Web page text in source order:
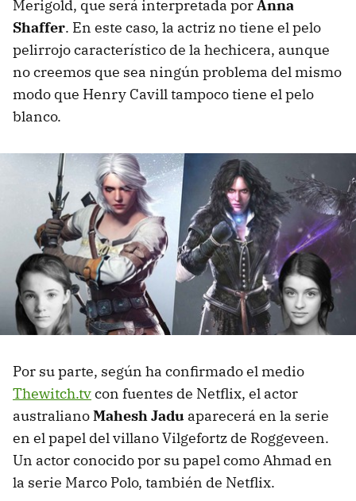
Merigold, que será interpretada porAnna
Shaffer. En este caso, la actriz no tiene el pelo
pelirrojo característico de la hechicera, aunque
no creemos que sea ningún problema del mismo
modo que Henry Cavill tampoco tiene el pelo
blanco.
Por su parte, según ha confirmado el medio
Thewitch.tvcon fuentes de Netflix, el actor
australianoMahesh Jadu aparecerá en la serie
en el papel del villano Vilgefortz de Roggeveen.
Un actor conocido por su papel como Ahmad en
la serie Marco Polo, también de Netflix.